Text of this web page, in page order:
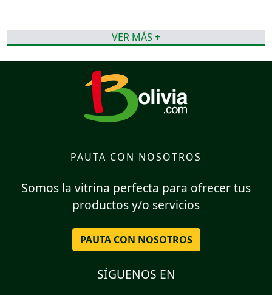
VER MÁS +
PAUTA CON NOSOTROS
Somos la vitrina perfecta para ofrecer tus
productos y/o servicios
PAUTA CON NOSOTROS
SÍGUENOS EN